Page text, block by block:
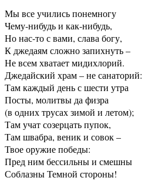
Мы все учились понемногу
Чему-нибудь и как-нибудь,
Но нас-то с вами, слава богу,
К джедаям сложно запихнуть –
Не всем хватает мидихлорий.
Джедайский храм – не санаторий:
Там каждый день с шести утра
Посты, молитвы да физра
(в одних трусах зимой и летом);
Там учат созерцать пупок,
Там швабра, веник и совок –
Твое оружие победы:
Пред ним бессильны и смешны
Соблазны Темной стороны!